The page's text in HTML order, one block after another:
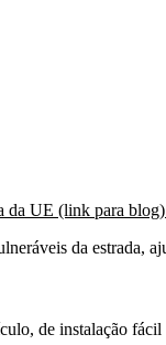
da UE (link para
da estrada,
de instalação